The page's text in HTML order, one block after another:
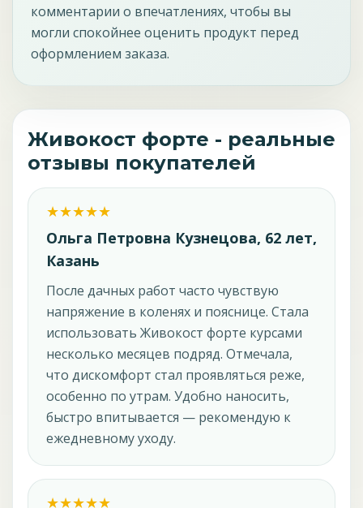
комментарии о впечатлениях, чтобы вы
могли спокойнее оценить продукт перед
оформлением заказа.
Живокост форте - реальные
отзывы покупателей
Ольга Петровна Кузнецова, 62 лет,
Казань
После дачных работ часто чувствую
напряжение в коленях и пояснице. Стала
использовать Живокост форте курсами
несколько месяцев подряд. Отмечала,
что дискомфорт стал проявляться реже,
особенно по утрам. Удобно наносить,
быстро впитывается — рекомендую к
ежедневному уходу.